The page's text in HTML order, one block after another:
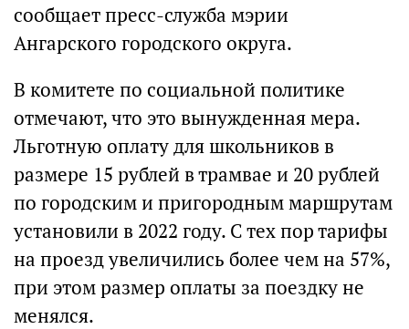
сообщает пресс-служба мэрии
Ангарского городского округа.
В комитете по социальной политике
отмечают, что это вынужденная мера.
Льготную оплату для школьников в
размере 15 рублей в трамвае и 20 рублей
по городским и пригородным маршрутам
установили в 2022 году. С тех пор тарифы
на проезд увеличились более чем на 57%,
при этом размер оплаты за поездку не
менялся.